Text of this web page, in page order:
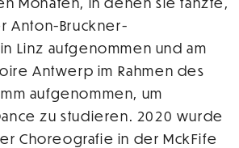
Anton-Bruckner-
Linz aufgenommen und am
Antwerp im Rahmen des
aufgenommen, um
zu studieren. 2020 wurde
Choreografie in der MckFife